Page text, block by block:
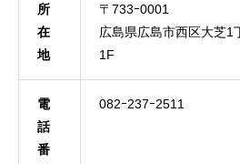
所
在
地
〒733ｰ0001
広島県広島市西区大芝
1F
電
話
番
082ｰ237ｰ2511